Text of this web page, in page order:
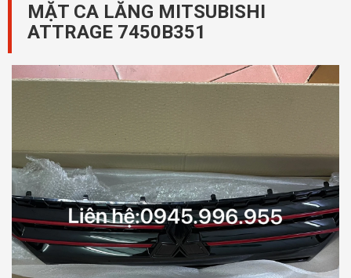
MẶT CA LĂNG MITSUBISHI
ATTRAGE 7450B351